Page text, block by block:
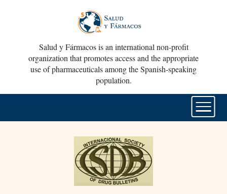
Salud y Fármacos is an international non-profit
organization that promotes access and the appropriate
use of pharmaceuticals among the Spanish-speaking
population.